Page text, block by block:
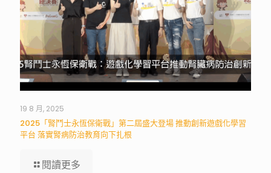
19 8 月, 2025
2025「腎鬥士永恆保衛戰」第二屆盛大登場 推動創新遊戲化學習
平台 落實腎病防治教育向下扎根
閱讀更多